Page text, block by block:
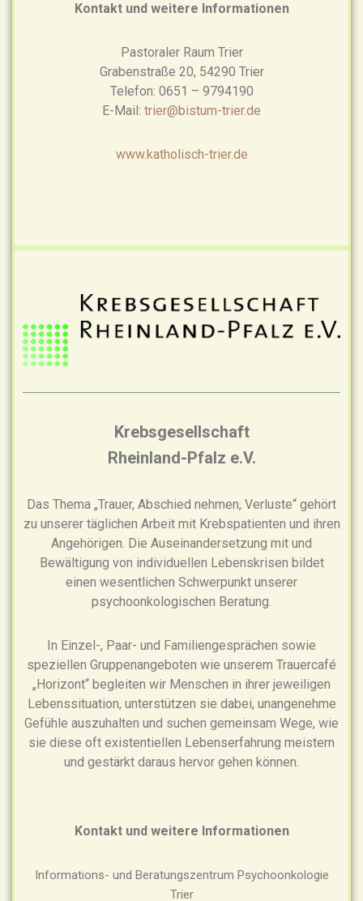
Kontakt und weitere Informationen
Pastoraler Raum Trier
Grabenstraße 20, 54290 Trier
Telefon: 0651 – 9794190
E-Mail: trier@bistum-trier.de
www.katholisch-trier.de
Krebsgesellschaft
Rheinland-Pfalz e.V.
Das Thema „Trauer, Abschied nehmen, Verluste“ gehört
zu unserer täglichen Arbeit mit Krebspatienten und ihren
Angehörigen. Die Auseinandersetzung mit und
Bewältigung von individuellen Lebenskrisen bildet
einen wesentlichen Schwerpunkt unserer
psychoonkologischen Beratung.
In Einzel-, Paar- und Familiengesprächen sowie
speziellen Gruppenangeboten wie unserem Trauercafé
„Horizont“ begleiten wir Menschen in ihrer jeweiligen
Lebenssituation, unterstützen sie dabei, unangenehme
Gefühle auszuhalten und suchen gemeinsam Wege, wie
sie diese oft existentiellen Lebenserfahrung meistern
und gestärkt daraus hervor gehen können.
Kontakt und weitere Informationen
Informations- und Beratungszentrum Psychoonkologie
Trier